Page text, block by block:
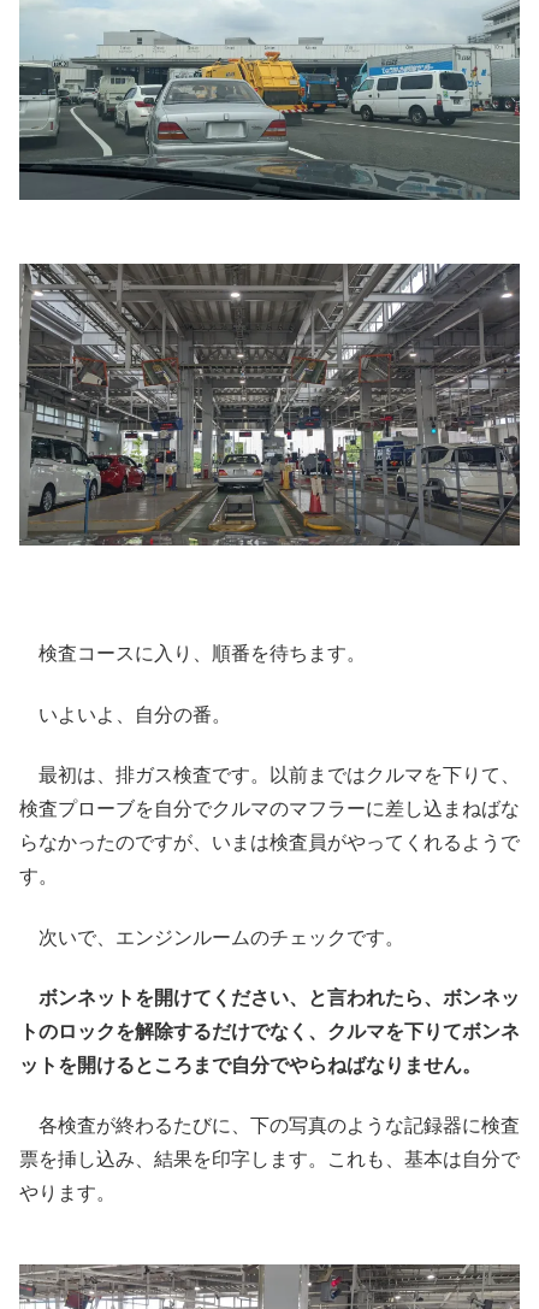
検査コースに入り、順番を待ちます。
いよいよ、自分の番。
最初は、排ガス検査です。以前まではクルマを下りて、
検査プローブを自分でクルマのマフラーに差し込まねばな
らなかったのですが、いまは検査員がやってくれるようで
す。
次いで、エンジンルームのチェックです。
ボンネットを開けてください、と言われたら、ボンネッ
トのロックを解除するだけでなく、クルマを下りてボンネ
ットを開けるところまで自分でやらねばなりません。
各検査が終わるたびに、下の写真のような記録器に検査
票を挿し込み、結果を印字します。これも、基本は自分で
やります。